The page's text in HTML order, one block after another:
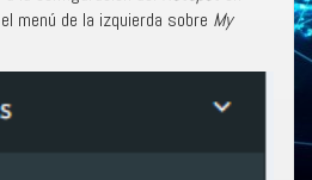
menú de la izquierda sobre My